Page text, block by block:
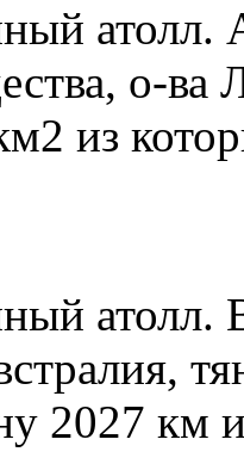
атолл.
о-ва
из
атолл.
2027 км